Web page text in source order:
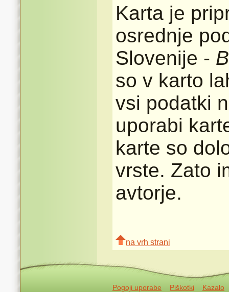
Karta je
osrednje
Slovenije -
so v karto
vsi podatki
uporabi
karte so
vrste. Zato
avtorje.
na vrh strani
Pogoji uporabe Piškotki Kazalo